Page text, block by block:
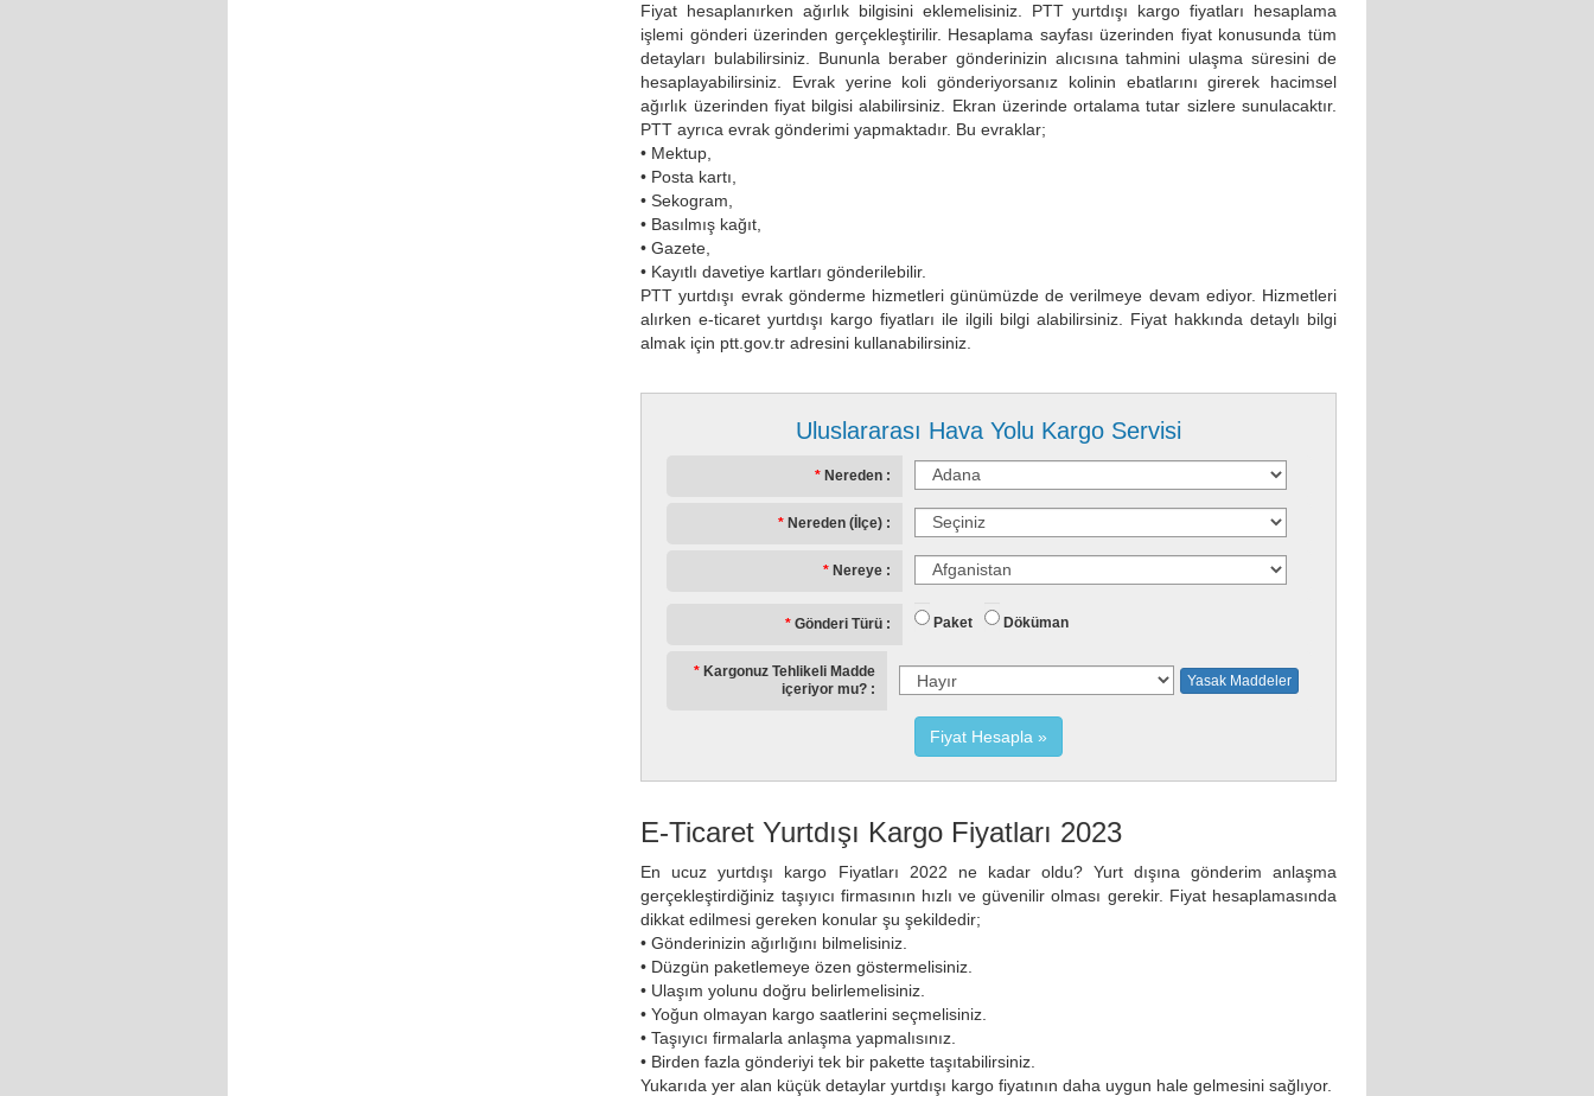
Uluslararası Hava Yolu Kargo Servisi
Nereden
Nereden (İlçe)
Nereye
Gönderi Türü Paket Döküman
Kargonuz Tehlikeli Madde
içeriyor mu?
Yasak Maddeler
Fiyat Hesapla
Fiyat hesaplanırken ağırlık bilgisini eklemelisiniz. PTT yurtdışı kargo fiyatları hesaplama
işlemi gönderi üzerinden gerçekleştirilir. Hesaplama sayfası üzerinden fiyat konusunda tüm
detayları bulabilirsiniz. Bununla beraber gönderinizin alıcısına tahmini ulaşma süresini de
hesaplayabilirsiniz. Evrak yerine koli gönderiyorsanız kolinin ebatlarını girerek hacimsel
ağırlık üzerinden fiyat bilgisi alabilirsiniz. Ekran üzerinde ortalama tutar sizlere sunulacaktır.
PTT ayrıca evrak gönderimi yapmaktadır. Bu evraklar;
• Mektup,
• Posta kartı,
• Sekogram,
• Basılmış kağıt,
• Gazete,
• Kayıtlı davetiye kartları gönderilebilir.
PTT yurtdışı evrak gönderme hizmetleri günümüzde de verilmeye devam ediyor. Hizmetleri
alırken e-ticaret yurtdışı kargo fiyatları ile ilgili bilgi alabilirsiniz. Fiyat hakkında detaylı bilgi
almak için ptt.gov.tr adresini kullanabilirsiniz.
E-Ticaret Yurtdışı Kargo Fiyatları 2023
En ucuz yurtdışı kargo Fiyatları 2022 ne kadar oldu? Yurt dışına gönderim anlaşma
gerçekleştirdiğiniz taşıyıcı firmasının hızlı ve güvenilir olması gerekir. Fiyat hesaplamasında
dikkat edilmesi gereken konular şu şekildedir;
• Gönderinizin ağırlığını bilmelisiniz.
• Düzgün paketlemeye özen göstermelisiniz.
• Ulaşım yolunu doğru belirlemelisiniz.
• Yoğun olmayan kargo saatlerini seçmelisiniz.
• Taşıyıcı firmalarla anlaşma yapmalısınız.
• Birden fazla gönderiyi tek bir pakette taşıtabilirsiniz.
Yukarıda yer alan küçük detaylar yurtdışı kargo fiyatının daha uygun hale gelmesini sağlıyor.